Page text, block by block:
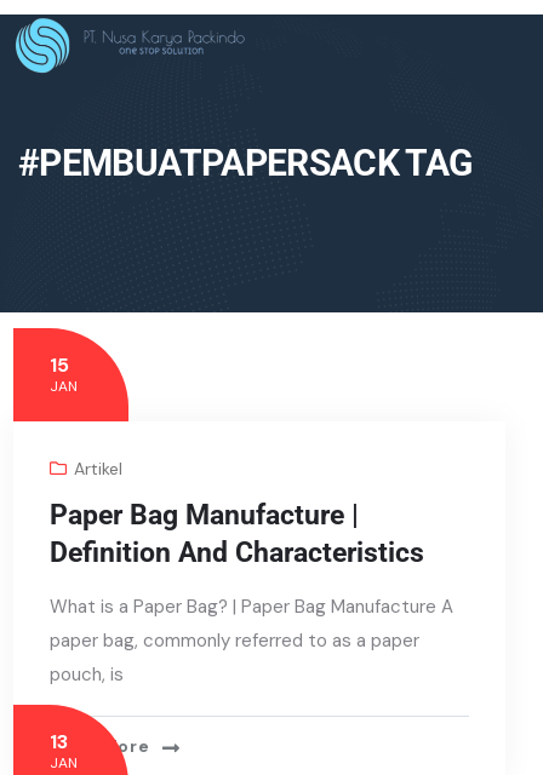
#PEMBUATPAPERSACK TAG
15
JAN
Artikel
Paper Bag Manufacture |
Definition And Characteristics
What is a Paper Bag? | Paper Bag Manufacture A
paper bag, commonly referred to as a paper
pouch, is
Read More
13
JAN